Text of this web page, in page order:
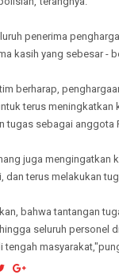
penerima
kasih yang sebesar -
berharap,
terus
tugas sebagai anggota
juga mengingatkan
dan terus melakukan
bahwa tantangan
seluruh personel
tengah